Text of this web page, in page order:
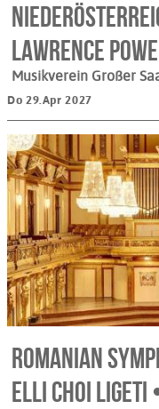
Lawrence
Musikverein Großer
Do 29.Apr 2027
Romanian
Elli Choi Ligeti